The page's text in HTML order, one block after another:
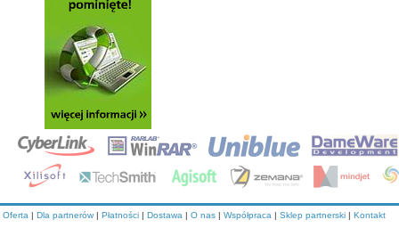
Oferta | Dla partnerów | Płatności | Dostawa | O nas | Współpraca | Sklep partnerski | Kontakt